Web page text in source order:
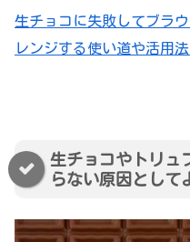
生チョコに失敗してブラ
レンジする使い道や活用法
生チョコやトリュ
らない原因として